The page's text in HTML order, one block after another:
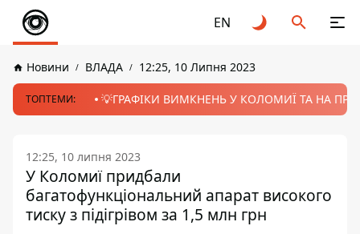
EN
Новини ВЛАДА 12:25, 10 Липня 2023
ТОПТЕМИ: 💡ГРАФІКИ ВИМКНЕНЬ У КОЛОМИЇ ТА НА
12:25, 10 липня 2023
У Коломиї придбали
багатофункціональний апарат високого
тиску з підігрівом за 1,5 млн грн